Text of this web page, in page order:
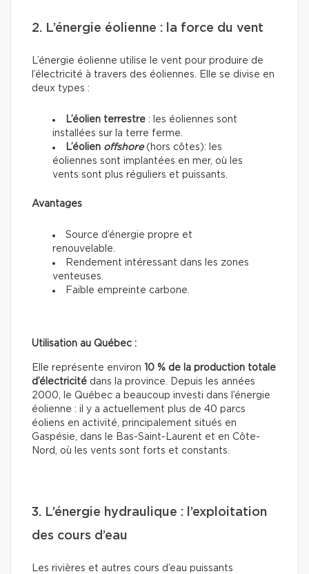
2. L’énergie éolienne : la force du vent
L’énergie éolienne utilise le vent pour produire de
l’électricité à travers des éoliennes. Elle se divise en
deux types :
L’éolien terrestre : les éoliennes sont
installées sur la terre ferme.
L’éolien offshore(hors côtes): les
éoliennes sont implantées en mer, où les
vents sont plus réguliers et puissants.
Avantages
Source d’énergie propre et
renouvelable.
Rendement intéressant dans les zones
venteuses.
Faible empreinte carbone.
Utilisation au Québec :
Elle représente environ 10 % de la production totale
d’électricité dans la province. Depuis les années
2000, le Québec a beaucoup investi dans l’énergie
éolienne : il y a actuellement plus de 40 parcs
éoliens en activité, principalement situés en
Gaspésie, dans le Bas-Saint-Laurent et en Côte-
Nord, où les vents sont forts et constants.
3. L’énergie hydraulique : l’exploitation
des cours d’eau
Les rivières et autres cours d’eau puissants